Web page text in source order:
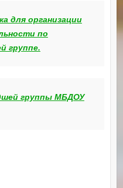
для организации
по
группе.
группы МБДОУ